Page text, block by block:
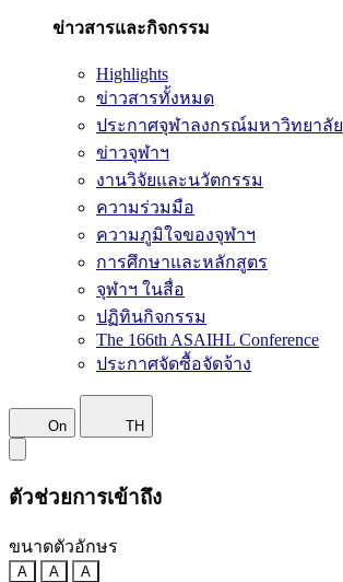
ข่าวสารและกิจกรรม
Highlights
ข่าวสารทั้งหมด
ประกาศจุฬาลงกรณ์มหาวิทยาลัย
ข่าวจุฬาฯ
งานวิจัยและนวัตกรรม
ความร่วมมือ
ความภูมิใจของจุฬาฯ
การศึกษาและหลักสูตร
จุฬาฯ ในสื่อ
ปฏิทินกิจกรรม
The 166th ASAIHL Conference
ประกาศจัดซื้อจัดจ้าง
On TH
ตัวช่วยการเข้าถึง
ขนาดตัวอักษร
A A A